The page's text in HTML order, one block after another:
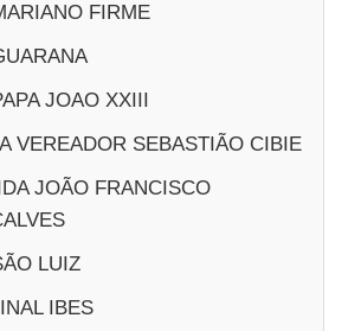
FIRME
JOAO XXIII
VEREADOR SEBASTIÃO CIBIE
JOÃO FRANCISCO
LUIZ
IBES